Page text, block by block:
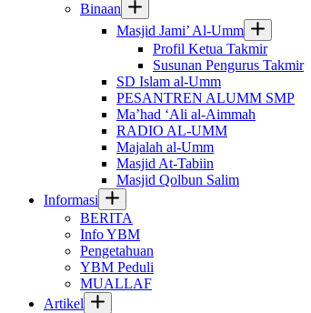
Binaan
Masjid Jami’ Al-Umm
Profil Ketua Takmir
Susunan Pengurus Takmir
SD Islam al-Umm
PESANTREN ALUMM SMP
Ma’had ‘Ali al-Aimmah
RADIO AL-UMM
Majalah al-Umm
Masjid At-Tabiin
Masjid Qolbun Salim
Informasi
BERITA
Info YBM
Pengetahuan
YBM Peduli
MUALLAF
Artikel